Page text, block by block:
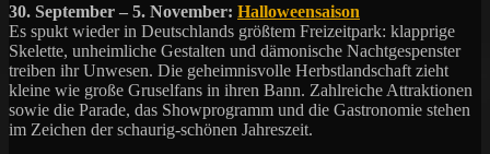
30. September – 5. November: Halloweensaison
Es spukt wieder in Deutschlands größtem Freizeitpark: klapprige
Skelette, unheimliche Gestalten und dämonische Nachtgespenster
treiben ihr Unwesen. Die geheimnisvolle Herbstlandschaft zieht
kleine wie große Gruselfans in ihren Bann. Zahlreiche Attraktionen
sowie die Parade, das Showprogramm und die Gastronomie stehen
im Zeichen der schaurig-schönen Jahreszeit.